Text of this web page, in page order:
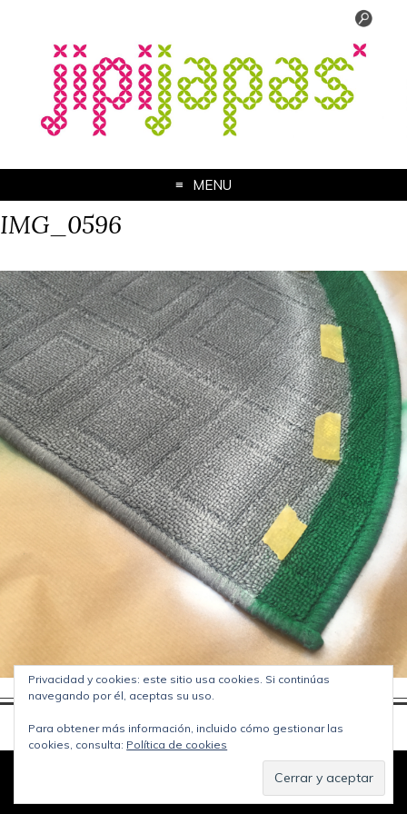
MENU
IMG_0596
2026. Funciona conWordPress.
Diseñado por Bluchic
Privacidad y cookies: este sitio usa cookies. Si continúas
navegando por él, aceptas su uso.
Para obtener más información, incluido cómo gestionar las
cookies, consulta: Política de cookies